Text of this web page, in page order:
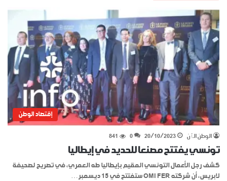
إقتصاد الوطن
الوطن الٱن 20/10/2023
0
841
تونسي يفتتح مصنعا للحديد في إيطاليا
كشف رجل الأعمال التونسي المقيم بإيطاليا طه العمري، في تصريح لصحيفة
لابريس، أن شركته OMI FER ستفتتح في 15 ديسمبر…